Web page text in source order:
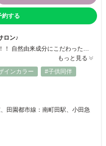
約する
ロン♪
町田市金森に2026年2月23日オープン！！ 自然由来成分にこだわった薬剤と、丁寧なカウンセリングで、髪と心の“めぐり”を大切にする癒し系ヘアサロンです。年齢・性別を問わず、安心して通える落ち着いた空間をご用意しています。
もっと見る
インカラー
#子供同伴
田園都市線：南町田駅、小田急